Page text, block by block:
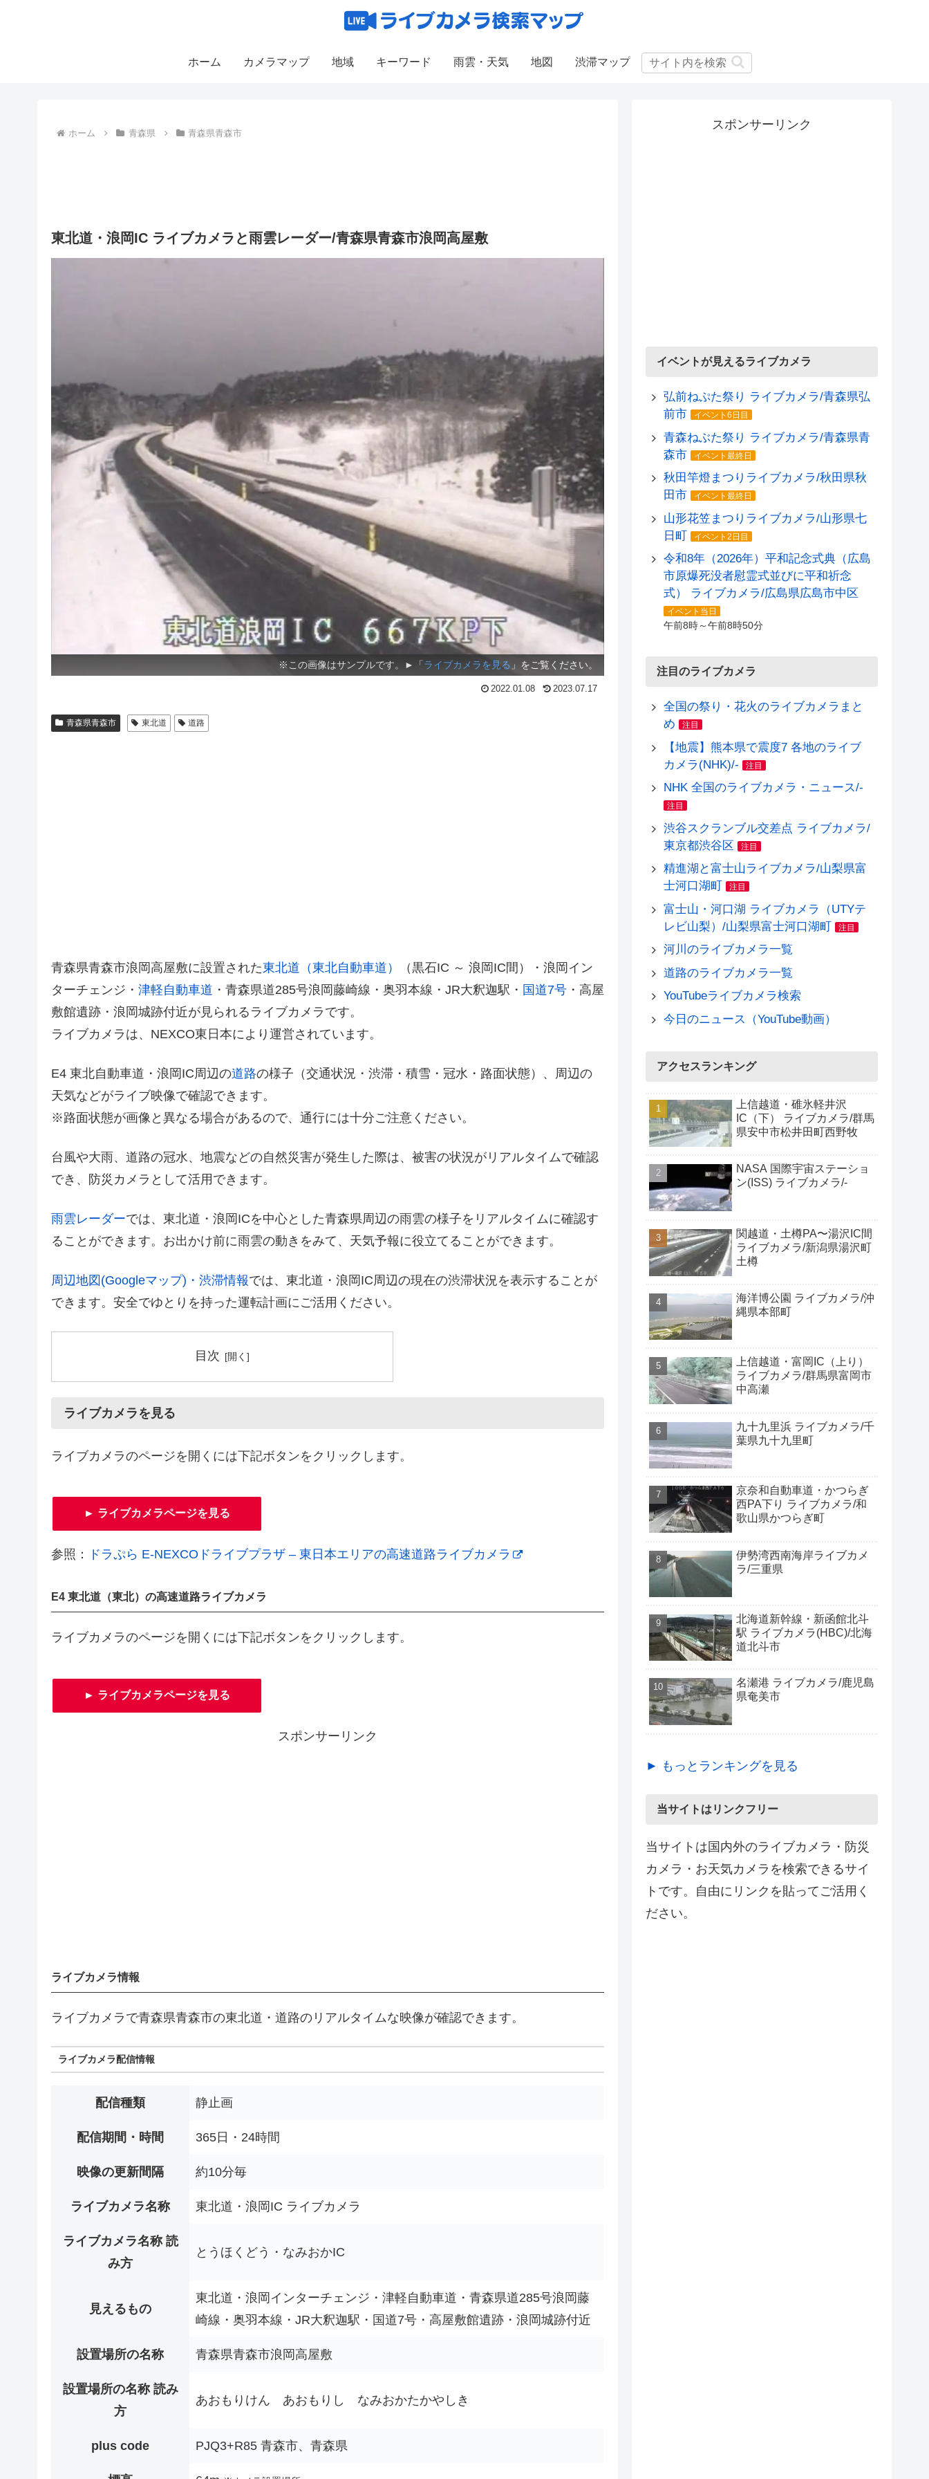
ホーム カメラマップ 地域 キーワード 雨雲・天気 地図 渋滞マップ
ホーム 青森県 青森県青森市
東北道・浪岡IC ライブカメラと雨雲レーダー/青森県青森市浪岡高屋敷
※この画像はサンプルです。►「 ライブカメラを見る 」をご覧ください。
2022.01.08 2023.07.17
青森県青森市 東北道 道路
青森県青森市浪岡高屋敷に設置された東北道（東北自動車道）
（黒石IC ～ 浪岡IC間）・浪岡イン
ターチェンジ・ 津軽自動車道 ・青森県道285号浪岡藤崎線・奥羽本線・JR大釈迦駅・ 国道7号 ・高屋
敷館遺跡・浪岡城跡付近が見られるライブカメラです。
ライブカメラは、NEXCO東日本により運営されています。
E4 東北自動車道・浪岡IC周辺の道路の様子（交通状況・渋滞・積雪・冠水・路面状態）、周辺の
天気などがライブ映像で確認できます。
※路面状態が画像と異なる場合があるので、通行には十分ご注意ください。
台風や大雨、道路の冠水、地震などの自然災害が発生した際は、被害の状況がリアルタイムで確認
でき、防災カメラとして活用できます。
雨雲レーダーでは、東北道・浪岡ICを中心とした青森県周辺の雨雲の様子をリアルタイムに確認す
ることができます。お出かけ前に雨雲の動きをみて、天気予報に役立てることができます。
周辺地図(Googleマップ)・渋滞情報では、東北道・浪岡IC周辺の現在の渋滞状況を表示することが
できます。安全でゆとりを持った運転計画にご活用ください。
目次
ライブカメラを見る
ライブカメラのページを開くには下記ボタンをクリックします。
► ライブカメラページを見る
参照： ドラぷら E-NEXCOドライブプラザ – 東日本エリアの高速道路ライブカメラ
E4 東北道（東北）の高速道路ライブカメラ
ライブカメラのページを開くには下記ボタンをクリックします。
► ライブカメラページを見る
スポンサーリンク
ライブカメラ情報
ライブカメラで青森県青森市の東北道・道路のリアルタイムな映像が確認できます。
ライブカメラ配信情報
配信種類 静止画
配信期間・時間 365日・24時間
映像の更新間隔 約10分毎
ライブカメラ名称 東北道・浪岡IC ライブカメラ
ライブカメラ名称 読
み方
とうほくどう・なみおかIC
見えるもの
東北道・浪岡インターチェンジ・津軽自動車道・青森県道285号浪岡藤
崎線・奥羽本線・JR大釈迦駅・国道7号・高屋敷館遺跡・浪岡城跡付近
設置場所の名称 青森県青森市浪岡高屋敷
設置場所の名称 読み
方
あおもりけん あおもりし なみおかたかやしき
plus code PJQ3+R85 青森市、青森県
スポンサーリンク
イベントが見えるライブカメラ
弘前ねぷた祭り ライブカメラ/青森県弘
前市
イベント6日目
青森ねぶた祭り ライブカメラ/青森県青
森市
イベント最終日
秋田竿燈まつりライブカメラ/秋田県秋
田市
イベント最終日
山形花笠まつりライブカメラ/山形県七
日町
イベント2日目
令和8年（2026年）平和記念式典（広島
市原爆死没者慰霊式並びに平和祈念
式） ライブカメラ/広島県広島市中区
イベント当日
午前8時～午前8時50分
注目のライブカメラ
全国の祭り・花火のライブカメラまと
め
注目
【地震】熊本県で震度7 各地のライブ
カメラ(NHK)/-
注目
NHK 全国のライブカメラ・ニュース/-
注目
渋谷スクランブル交差点 ライブカメラ/
東京都渋谷区
注目
精進湖と富士山ライブカメラ/山梨県富
士河口湖町
注目
富士山・河口湖 ライブカメラ（UTYテ
レビ山梨）/山梨県富士河口湖町
注目
河川のライブカメラ一覧
道路のライブカメラ一覧
YouTubeライブカメラ検索
今日のニュース（YouTube動画）
アクセスランキング
上信越道・碓氷軽井沢
IC（下） ライブカメラ/群馬
県安中市松井田町西野牧
NASA 国際宇宙ステーショ
ン(ISS) ライブカメラ/-
関越道・土樽PA〜湯沢IC間
ライブカメラ/新潟県湯沢町
土樽
海洋博公園 ライブカメラ/沖
縄県本部町
上信越道・富岡IC（上り）
ライブカメラ/群馬県富岡市
中高瀬
九十九里浜 ライブカメラ/千
葉県九十九里町
京奈和自動車道・かつらぎ
西PA下り ライブカメラ/和
歌山県かつらぎ町
伊勢湾西南海岸ライブカメ
ラ/三重県
北海道新幹線・新函館北斗
駅 ライブカメラ(HBC)/北海
道北斗市
名瀬港 ライブカメラ/鹿児島
県奄美市
► もっとランキングを見る
当サイトはリンクフリー
当サイトは国内外のライブカメラ・防災
カメラ・お天気カメラを検索できるサイ
トです。自由にリンクを貼ってご活用く
ださい。